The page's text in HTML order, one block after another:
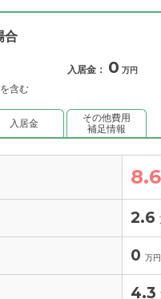
合
含む
入居金： 0 万円
入居金
その他費用
補足情報
8.6
2.6
0 万円
4.3